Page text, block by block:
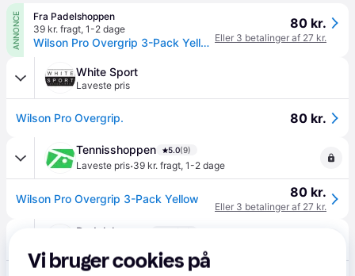
ANNONCE
Fra Padelshoppen
39 kr. fragt, 1-2 dage
Wilson Pro Overgrip 3-Pack Yellow - Gul
80 kr.
Eller 3 betalinger af 27 kr.
White Sport
Laveste pris
Wilson Pro Overgrip. 80 kr.
Tennisshoppen 5.0(9)
Laveste pris·39 kr. fragt, 1-2 dage
Wilson Pro Overgrip 3-Pack Yellow 80 kr.
Eller 3 betalinger af 27 kr.
Padelshoppen (14)
Vi bruger cookies på